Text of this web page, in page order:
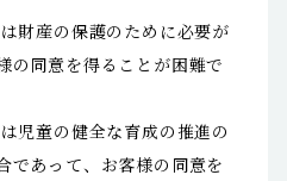
財産の保護のために必要が
の同意を得ることが困難で
児童の健全な育成の推進の
であって、お客様の同意を